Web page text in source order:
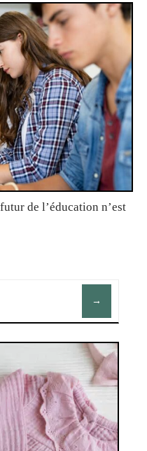
de l’éducation n’est